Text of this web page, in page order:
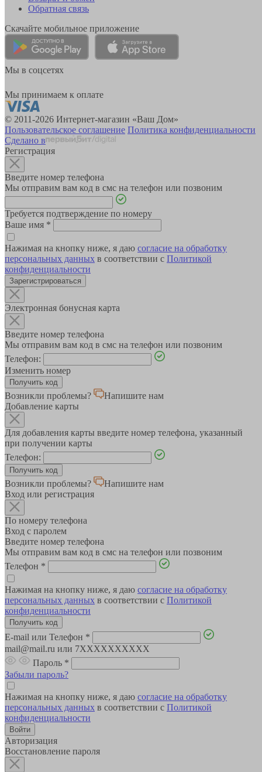
Обратная связь
Скачайте мобильное приложение
Мы в соцсетях
Мы принимаем к оплате
© 2011-2026 Интернет-магазин «Ваш Дом»
Пользовательское соглашение Политика конфиденциальности
Сделано в
Регистрация
Введите номер телефона
Мы отправим вам код в смс на телефон или позвоним
Требуется подтверждение по номеру
Ваше имя *
Нажимая на кнопку ниже, я даю согласие на обработку
персональных данных в соответствии с Политикой
конфиденциальности
Зарегистрироваться
Электронная бонусная карта
Введите номер телефона
Мы отправим вам код в смс на телефон или позвоним
Телефон:
Изменить номер
Возникли проблемы?
Напишите нам
Добавление карты
Для добавления карты введите номер телефона, указанный
при получении карты
Телефон:
Возникли проблемы?
Напишите нам
Вход или регистрация
По номеру телефона
Вход с паролем
Введите номер телефона
Мы отправим вам код в смс на телефон или позвоним
Телефон *
Нажимая на кнопку ниже, я даю согласие на обработку
персональных данных в соответствии с Политикой
конфиденциальности
E-mail или Телефон *
mail@mail.ru или 7XXXXXXXXXX
Пароль *
Забыли пароль?
Нажимая на кнопку ниже, я даю согласие на обработку
персональных данных в соответствии с Политикой
конфиденциальности
Авторизация
Восстановление пароля